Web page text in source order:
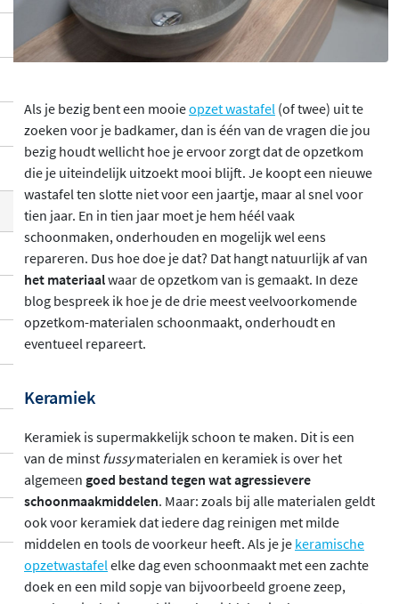
Als je bezig bent een mooieopzet wastafel (of twee) uit te
zoeken voor je badkamer, dan is één van de vragen die jou
bezig houdt wellicht hoe je ervoor zorgt dat de opzetkom
die je uiteindelijk uitzoekt mooi blijft. Je koopt een nieuwe
wastafel ten slotte niet voor een jaartje, maar al snel voor
tien jaar. En in tien jaar moet je hem héél vaak
schoonmaken, onderhouden en mogelijk wel eens
repareren. Dus hoe doe je dat? Dat hangt natuurlijk af van
het materiaalwaar de opzetkom van is gemaakt. In deze
blog bespreek ik hoe je de drie meest veelvoorkomende
opzetkom-materialen schoonmaakt, onderhoudt en
eventueel repareert.
Keramiek
Keramiek is supermakkelijk schoon te maken. Dit is een
van de minst fussymaterialen en keramiek is over het
algemeen goed bestand tegen wat agressievere
schoonmaakmiddelen. Maar: zoals bij alle materialen geldt
ook voor keramiek dat iedere dag reinigen met milde
middelen en tools de voorkeur heeft. Als je je keramische
opzetwastafelelke dag even schoonmaakt met een zachte
doek en een mild sopje van bijvoorbeeld groene zeep,